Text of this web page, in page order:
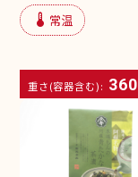
device_thermostat 常温
重さ(容器含む): 360